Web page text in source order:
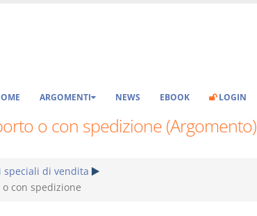
ARGOMENTI NEWS EBOOK LOGIN
o con spedizione (Argomento)
speciali di vendita
con spedizione